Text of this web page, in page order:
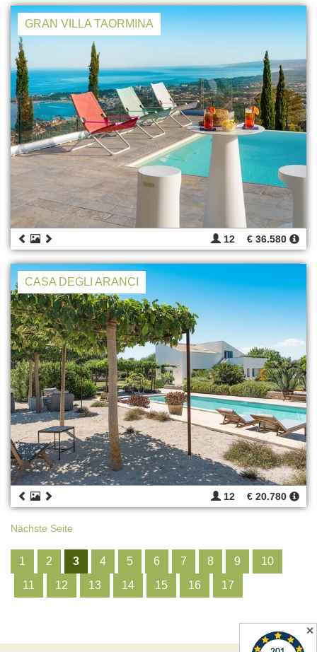
GRAN VILLA TAORMINA
12 € 36.580
CASA DEGLI ARANCI
12 € 20.780
Nächste Seite
1 2 3 4 5 6 7 8 9
10
11
12 13 14 15 16 17
✕